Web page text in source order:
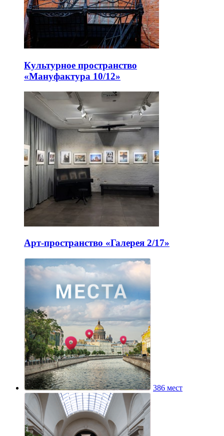
Культурное пространство
«Мануфактура 10/12»
Арт-пространство «Галерея 2/17»
386 мест